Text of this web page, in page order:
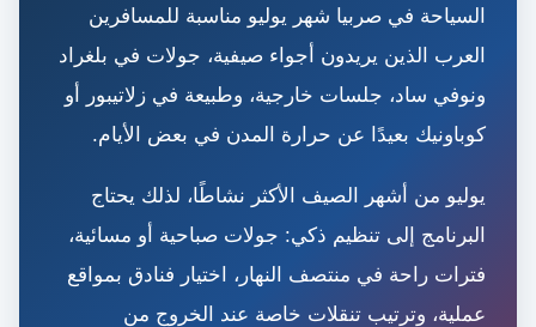
السياحة في صربيا شهر يوليو مناسبة للمسافرين
العرب الذين يريدون أجواء صيفية، جولات في بلغراد
ونوفي ساد، جلسات خارجية، وطبيعة في زلاتيبور أو
كوباونيك بعيدًا عن حرارة المدن في بعض الأيام.
يوليو من أشهر الصيف الأكثر نشاطًا، لذلك يحتاج
البرنامج إلى تنظيم ذكي: جولات صباحية أو مسائية،
فترات راحة في منتصف النهار، اختيار فنادق بمواقع
عملية، وترتيب تنقلات خاصة عند الخروج من